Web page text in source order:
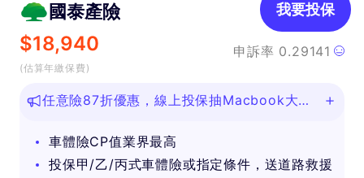
國泰產險
$18,940
(估算年繳保費)
申訴率 0.29141
我要投保
任意險87折優惠，線上投保抽Macbook大
車體險CP值業界最高
投保甲/乙/丙式車體險或指定條件，送道路救援